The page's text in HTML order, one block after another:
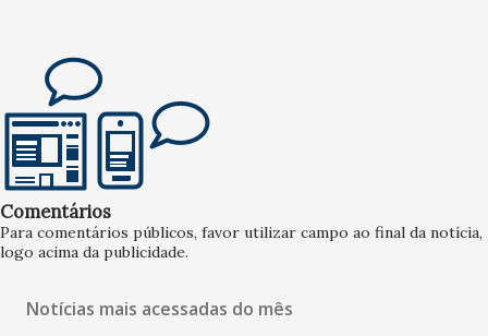
Comentários
Para comentários públicos, favor utilizar campo ao final da notícia,
logo acima da publicidade.
Notícias mais acessadas do mês